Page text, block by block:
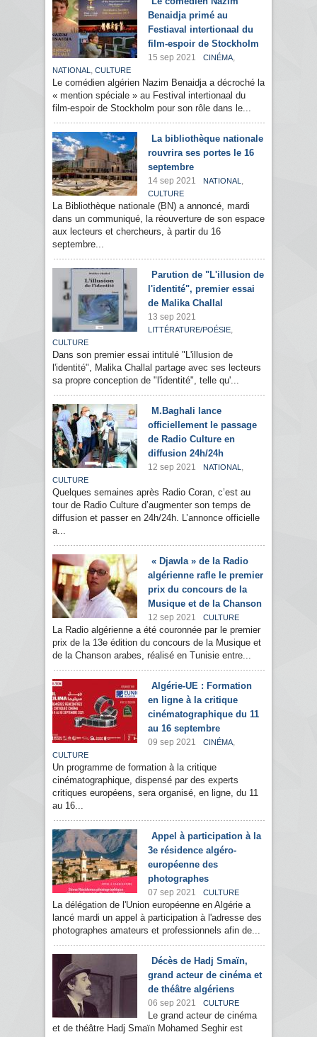
Benaidja primé au
Festiaval intertionaal du
film-espoir de Stockholm
15 sep 2021 CINÉMA,
NATIONAL , CULTURE
Le comédien algérien Nazim Benaidja a décroché la
« mention spéciale » au Festival intertionaal du
film-espoir de Stockholm pour son rôle dans le...
La bibliothèque nationale
rouvrira ses portes le 16
septembre
14 sep 2021 NATIONAL ,
CULTURE
La Bibliothèque nationale (BN) a annoncé, mardi
dans un communiqué, la réouverture de son espace
aux lecteurs et chercheurs, à partir du 16
septembre...
Parution de "L'illusion de
l'identité", premier essai
de Malika Challal
13 sep 2021
LITTÉRATURE/POÉSIE,
CULTURE
Dans son premier essai intitulé "L'illusion de
l'identité", Malika Challal partage avec ses lecteurs
sa propre conception de "l'identité", telle qu'...
M.Baghali lance
officiellement le passage
de Radio Culture en
diffusion 24h/24h
12 sep 2021 NATIONAL ,
CULTURE
Quelques semaines après Radio Coran, c’est au
tour de Radio Culture d’augmenter son temps de
diffusion et passer en 24h/24h. L’annonce officielle
a...
« Djawla » de la Radio
algérienne rafle le premier
prix du concours de la
Musique et de la Chanson
12 sep 2021 CULTURE
La Radio algérienne a été couronnée par le premier
prix de la 13e édition du concours de la Musique et
de la Chanson arabes, réalisé en Tunisie entre...
Algérie-UE : Formation
en ligne à la critique
cinématographique du 11
au 16 septembre
09 sep 2021 CINÉMA,
CULTURE
Un programme de formation à la critique
cinématographique, dispensé par des experts
critiques européens, sera organisé, en ligne, du 11
au 16...
Appel à participation à la
3e résidence algéro-
européenne des
photographes
07 sep 2021 CULTURE
La délégation de l'Union européenne en Algérie a
lancé mardi un appel à participation à l'adresse des
photographes amateurs et professionnels afin de...
Décès de Hadj Smaïn,
grand acteur de cinéma et
de théâtre algériens
06 sep 2021 CULTURE
Le grand acteur de cinéma
et de théâtre Hadj Smaïn Mohamed Seghir est